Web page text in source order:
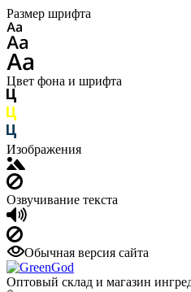
Размер шрифта
Цвет фона и шрифта
Изображения
Озвучивание текста
Обычная версия сайта
Оптовый склад и магазин